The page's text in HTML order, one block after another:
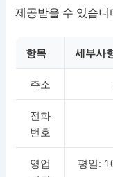
제공받을 수 있습니
항목 세부사
주소
전화
번호
영업
평일: